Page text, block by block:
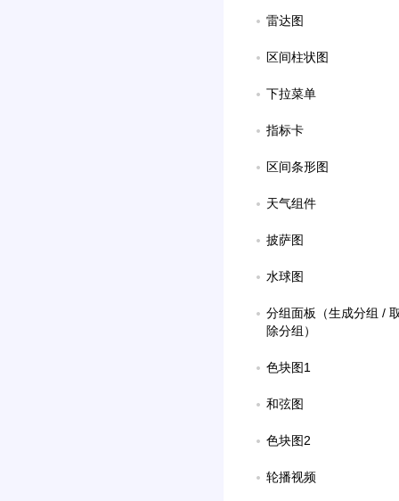
雷达图
区间柱状图
下拉菜单
指标卡
区间条形图
天气组件
披萨图
水球图
分组面板（生成分组 /
除分组）
色块图1
和弦图
色块图2
轮播视频